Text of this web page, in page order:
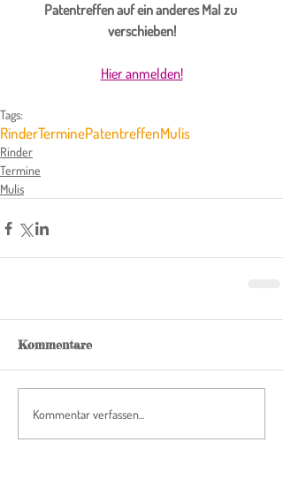
Patentreffen auf ein anderes Mal zu
verschieben!
Hier anmelden!
Tags:
RinderTerminePatentreffenMulis
Rinder
Termine
Mulis
Kommentare
Kommentar verfassen...